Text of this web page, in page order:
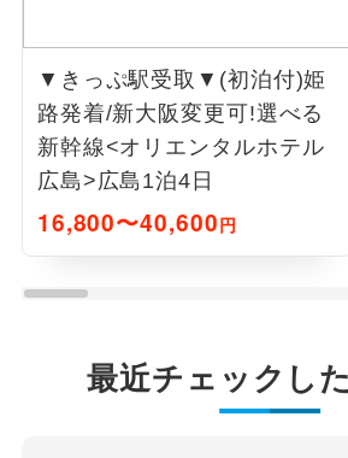
▼きっぷ駅受取▼(初泊付)姫
路発着/新大阪変更可!選べる
新幹線<オリエンタルホテル
広島>広島1泊4日
16,800〜40,600円
最近チェックし